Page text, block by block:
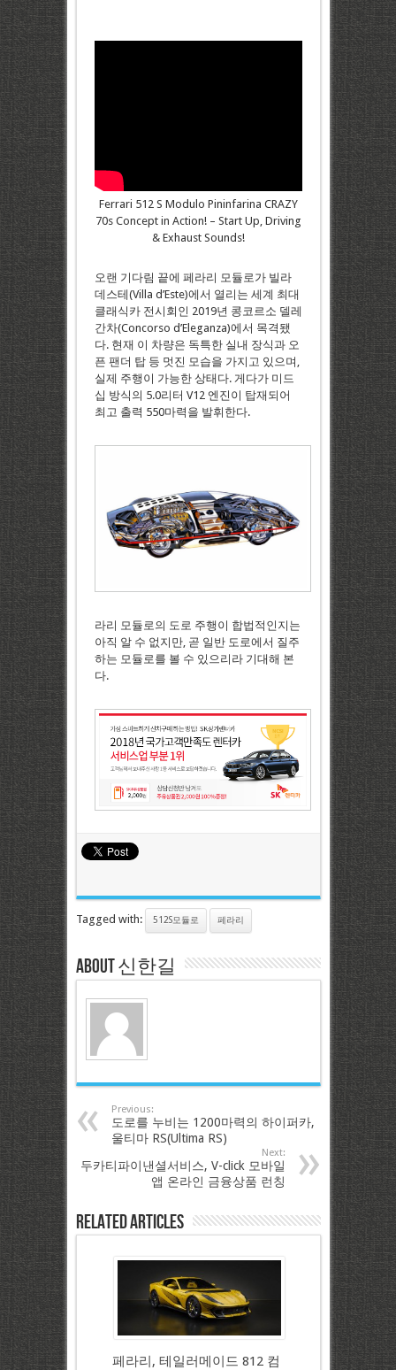
Ferrari 512 S Modulo Pininfarina CRAZY
70s Concept in Action! – Start Up, Driving
& Exhaust Sounds!
오랜 기다림 끝에 페라리 모듈로가 빌라
데스테(Villa d’Este)에서 열리는 세계 최대
클래식카 전시회인 2019년 콩코르소 델레
간차(Concorso d’Eleganza)에서 목격됐
다. 현재 이 차량은 독특한 실내 장식과 오
픈 팬더 탑 등 멋진 모습을 가지고 있으며,
실제 주행이 가능한 상태다. 게다가 미드
십 방식의 5.0리터 V12 엔진이 탑재되어
최고 출력 550마력을 발휘한다.
라리 모듈로의 도로 주행이 합법적인지는
아직 알 수 없지만, 곧 일반 도로에서 질주
하는 모듈로를 볼 수 있으리라 기대해 본
다.
Tagged with: 512S모듈로 페라리
About 신한길
Previous:
도로를 누비는 1200마력의 하이퍼카,
울티마 RS(Ultima RS)
Next:
두카티파이낸셜서비스, V-click 모바일
앱 온라인 금융상품 런칭
Related Articles
페라리, 테일러메이드 812 컴